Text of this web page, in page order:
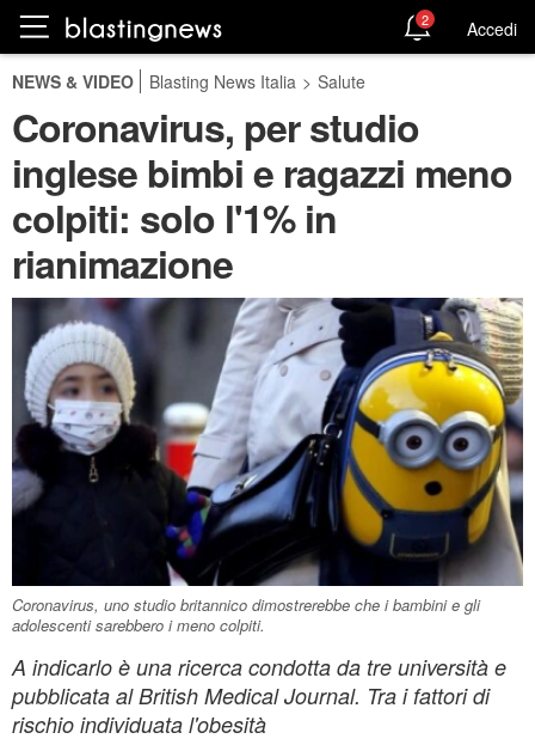
2 Accedi
NEWS & VIDEO Blasting News Italia > Salute
Coronavirus, per studio
inglese bimbi e ragazzi meno
colpiti: solo l'1% in
rianimazione
Coronavirus, uno studio britannico dimostrerebbe che i bambini e gli
adolescenti sarebbero i meno colpiti.
A indicarlo è una ricerca condotta da tre università e
pubblicata al British Medical Journal. Tra i fattori di
rischio individuata l'obesità